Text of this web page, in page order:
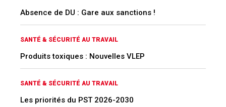
Absence de DU : Gare aux sanctions !
SANTÉ & SÉCURITÉ AU TRAVAIL
Produits toxiques : Nouvelles VLEP
SANTÉ & SÉCURITÉ AU TRAVAIL
Les priorités du PST 2026-2030